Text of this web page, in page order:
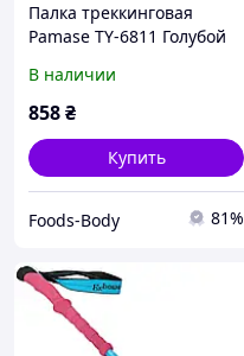
Палка треккинговая
Pamase TY-6811 Голубой
В наличии
858₴
Купить
Foods-Body 81%